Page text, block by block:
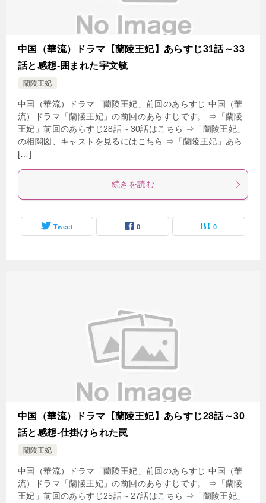
中国（華流）ドラマ【蘭陵王妃】あらすじ31話～33
話と感想-囲まれた宇文毓
蘭陵王妃
中国（華流）ドラマ「蘭陵王妃」前回のあらすじ 中国（華
流）ドラマ「蘭陵王妃」の前回のあらすじです。 ⇒「蘭陵
王妃」前回のあらすじ28話～30話はこちら ⇒「蘭陵王妃」
の相関図、キャストを見るにはこちら ⇒「蘭陵王妃」あら
[…]
続きを読む
Tweet 0 0
中国（華流）ドラマ【蘭陵王妃】あらすじ28話～30
話と感想-仕掛けられた罠
蘭陵王妃
中国（華流）ドラマ「蘭陵王妃」前回のあらすじ 中国（華
流）ドラマ「蘭陵王妃」の前回のあらすじです。 ⇒「蘭陵
王妃」前回のあらすじ25話～27話はこちら ⇒「蘭陵王妃」